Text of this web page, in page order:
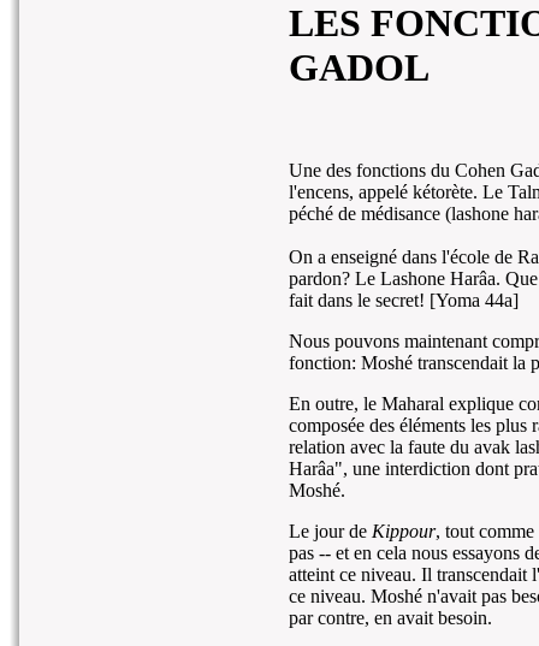
LES
GADOL
Une des fonctions du Cohen
l'encens, appelé kétorète. Le
péché de médisance (lashone
On a enseigné dans l'école de
pardon? Le Lashone Harâa.
fait dans le secret! [Yoma 44a]
Nous pouvons maintenant
fonction: Moshé transcendait la
En outre, le Maharal explique
composée des éléments les
relation avec la faute du avak
Harâa", une interdiction dont
Moshé.
Le jour de Kippour, tout comme
pas -- et en cela nous essayons
atteint ce niveau. Il transcendait
ce niveau. Moshé n'avait pas
par contre, en avait besoin.